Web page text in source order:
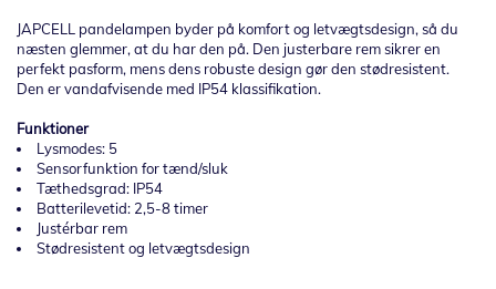
JAPCELL pandelampen byder på komfort og letvægtsdesign, så du
næsten glemmer, at du har den på. Den justerbare rem sikrer en
perfekt pasform, mens dens robuste design gør den stødresistent.
Den er vandafvisende med IP54 klassifikation.
Funktioner
Lysmodes: 5
Sensorfunktion for tænd/sluk
Tæthedsgrad: IP54
Batterilevetid: 2,5-8 timer
Justérbar rem
Stødresistent og letvægtsdesign